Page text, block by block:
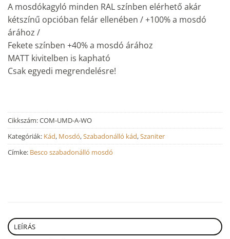
A mosdókagyló minden RAL színben elérhető akár
kétszínű opcióban felár ellenében / +100% a mosdó
árához /
Fekete színben +40% a mosdó árához
MATT kivitelben is kapható
Csak egyedi megrendelésre!
Cikkszám:COM-UMD-A-WO
Kategóriák: Kád, Mosdó,Szabadonálló kád,Szaniter
Címke: Besco szabadonálló mosdó
LEÍRÁS